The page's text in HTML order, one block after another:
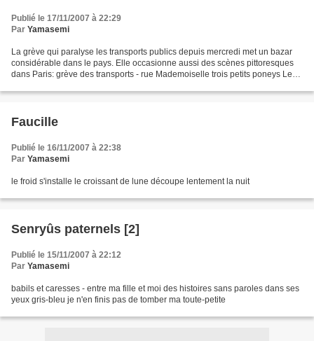
Publié le 17/11/2007 à 22:29
Par Yamasemi
La grève qui paralyse les transports publics depuis mercredi met un bazar
considérable dans le pays. Elle occasionne aussi des scènes pittoresques
dans Paris: grève des transports - rue Mademoiselle trois petits poneys Le
Faucille
Publié le 16/11/2007 à 22:38
Par Yamasemi
le froid s'installe le croissant de lune découpe lentement la nuit
Senryûs paternels [2]
Publié le 15/11/2007 à 22:12
Par Yamasemi
babils et caresses - entre ma fille et moi des histoires sans paroles dans ses
yeux gris-bleu je n'en finis pas de tomber ma toute-petite